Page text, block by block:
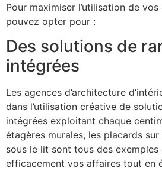
Pour maximiser l’utilisation de
pouvez opter pour :
Des solutions de
intégrées
Les agences d’architecture
dans l’utilisation créative de
intégrées exploitant chaque
étagères murales, les placards
sous le lit sont tous des exemples
efficacement vos affaires tout en